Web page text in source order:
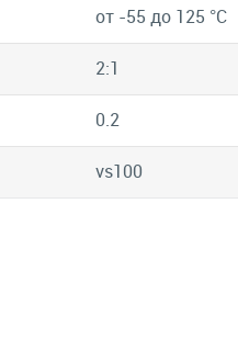
от -55 до 125 °C
2:1
0.2
vs100